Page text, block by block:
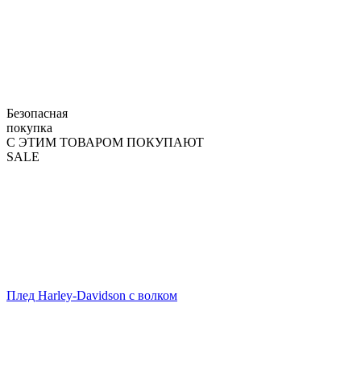
Безопасная
покупка
С ЭТИМ ТОВАРОМ ПОКУПАЮТ
SALE
Плед Harley-Davidson с волком